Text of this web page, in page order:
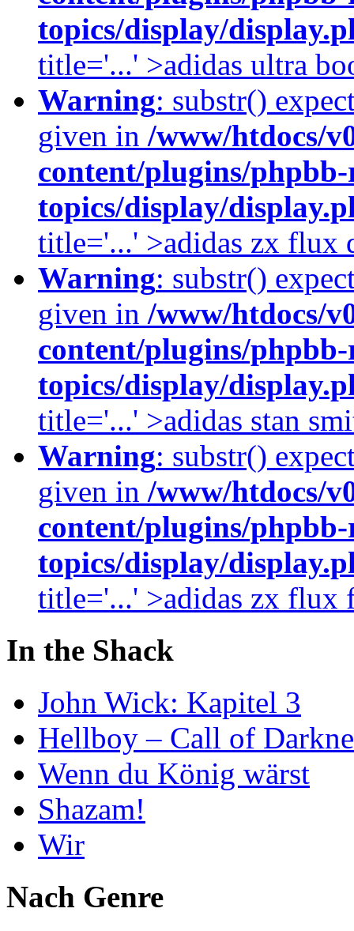
topics/display/
title='...' >adidas ultra
Warning: substr()
given in /www/htdocs/
content/plugins/phpbb-
topics/display/
title='...' >adidas zx flux
Warning: substr()
given in /www/htdocs/
content/plugins/phpbb-
topics/display/
title='...' >adidas stan
Warning: substr()
given in /www/htdocs/
content/plugins/phpbb-
topics/display/
title='...' >adidas zx flux
In the Shack
John Wick: Kapitel 3
Hellboy – Call of
Wenn du König wärst
Shazam!
Wir
Nach Genre